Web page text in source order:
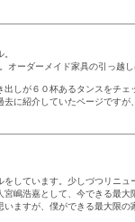
オーダーメイド家具の引っ越
しが６０杯あるタンスをチェ
去に紹介していたページです
しています。少しづつリニュ
宮嶋浩嘉として、今できる最
ますが、僕ができる最大限の